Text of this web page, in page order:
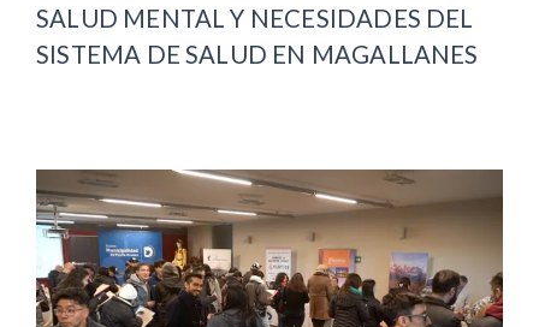
SALUD MENTAL Y NECESIDADES DEL
SISTEMA DE SALUD EN MAGALLANES